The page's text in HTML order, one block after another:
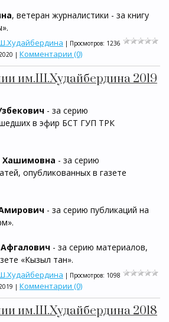
, ветеран журналистики - за книгу
| Просмотров: 1236
| Комментарии (0)
им.Ш.Худайбердина 2019
- за серию
в эфир БСТ ГУП ТРК
Хашимовна - за серию
опубликованных в газете
- за серию публикаций на
- за серию материалов,
«Кызыл тан».
| Просмотров: 1098
| Комментарии (0)
им.Ш.Худайбердина 2018